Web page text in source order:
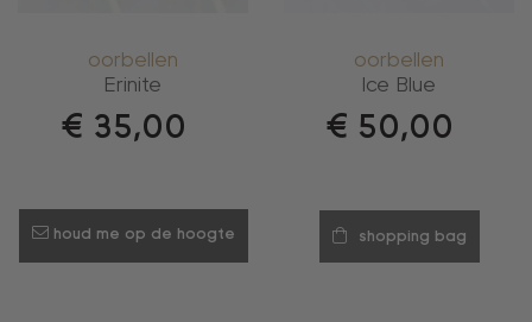
oorbellen
Erinite
€ 35,00
houd me op de hoogte
oorbellen
Ice Blue
€ 50,00
shopping bag